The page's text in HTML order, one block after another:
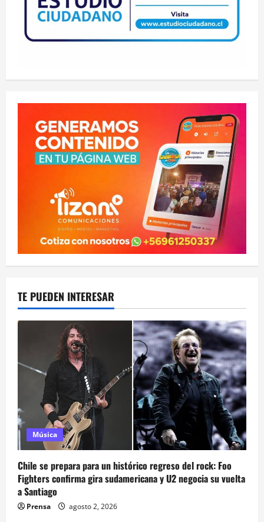
TE PUEDEN INTERESAR
Música
Chile se prepara para un histórico regreso del rock: Foo
Fighters confirma gira sudamericana y U2 negocia su vuelta
a Santiago
Prensa agosto 2, 2026